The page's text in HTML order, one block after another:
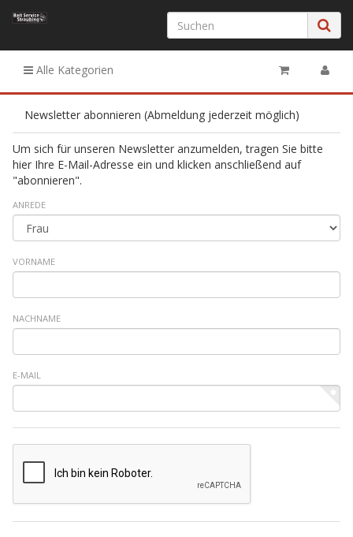
Alle Kategorien
Newsletter abonnieren (Abmeldung jederzeit möglich)
Um sich für unseren Newsletter anzumelden, tragen Sie bitte
hier Ihre E-Mail-Adresse ein und klicken anschließend auf
"abonnieren".
ANREDE
VORNAME
NACHNAME
E-MAIL